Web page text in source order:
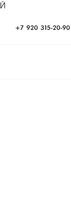
+7 920 315-20-90